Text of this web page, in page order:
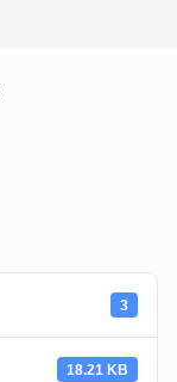
3
18.21 KB